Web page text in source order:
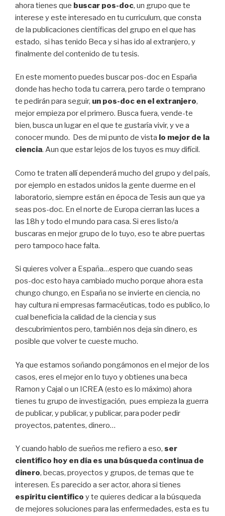
ahora tienes que buscar pos-doc, un grupo que te
interese y este interesado en tu curriculum, que consta
de la publicaciones científicas del grupo en el que has
estado, si has tenido Beca y si has ido al extranjero, y
finalmente del contenido de tu tesis.
En este momento puedes buscar pos-doc en España
donde has hecho toda tu carrera, pero tarde o temprano
te pedirán para seguir, un pos-doc en el extranjero,
mejor empieza por el primero. Busca fuera, vende-te
bien, busca un lugar en el que te gustaría vivir, y ve a
conocer mundo. Des de mi punto de vista lo mejor de la
ciencia. Aun que estar lejos de los tuyos es muy difícil.
Como te traten allí dependerá mucho del grupo y del país,
por ejemplo en estados unidos la gente duerme en el
laboratorio, siempre están en época de Tesis aun que ya
seas pos-doc. En el norte de Europa cierran las luces a
las 18h y todo el mundo para casa. Si eres listo/a
buscaras en mejor grupo de lo tuyo, eso te abre puertas
pero tampoco hace falta.
Si quieres volver a España…espero que cuando seas
pos-doc esto haya cambiado mucho porque ahora esta
chungo chungo, en España no se invierte en ciencia, no
hay cultura ni empresas farmacéuticas, todo es publico, lo
cual beneficia la calidad de la ciencia y sus
descubrimientos pero, también nos deja sin dinero, es
posible que volver te cueste mucho.
Ya que estamos soñando pongámonos en el mejor de los
casos, eres el mejor en lo tuyo y obtienes una beca
Ramon y Cajal o un ICREA (esto es lo máximo) ahora
tienes tu grupo de investigación, pues empieza la guerra
de publicar, y publicar, y publicar, para poder pedir
proyectos, patentes, dinero…
Y cuando hablo de sueños me refiero a eso, ser
científico hoy en día es una búsqueda continua de
dinero, becas, proyectos y grupos, de temas que te
interesen. Es parecido a ser actor, ahora si tienes
espíritu científico y te quieres dedicar a la búsqueda
de mejores soluciones para las enfermedades, esta es tu